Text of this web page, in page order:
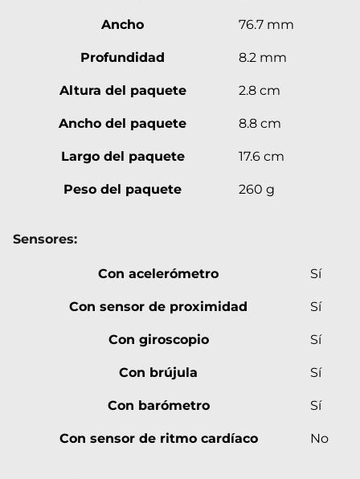
Ancho 76.7 mm
Profundidad 8.2 mm
Altura del paquete 2.8 cm
Ancho del paquete 8.8 cm
Largo del paquete 17.6 cm
Peso del paquete 260 g
Sensores:
Con acelerómetro Sí
Con sensor de proximidad Sí
Con giroscopio Sí
Con brújula Sí
Con barómetro Sí
Con sensor de ritmo cardíaco No